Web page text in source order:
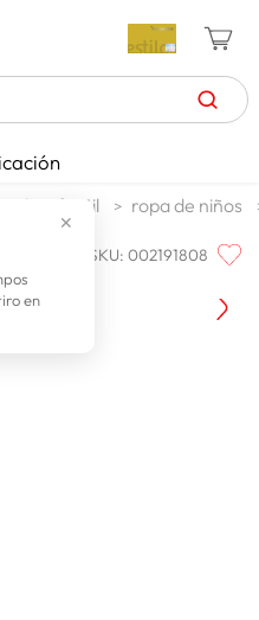
✕
en
moda infantil ropa de niños
SKU:002191808